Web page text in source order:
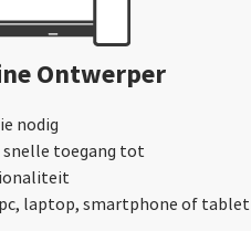
Ontwerper
nodig
snelle toegang tot
laptop, smartphone of tablet